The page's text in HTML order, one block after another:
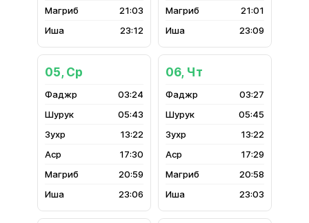
21:03
23:12
21:01
23:09
05, Ср
03:24
05:43
13:22
17:30
20:59
23:06
06, Чт
03:27
05:45
13:22
17:29
20:58
23:03